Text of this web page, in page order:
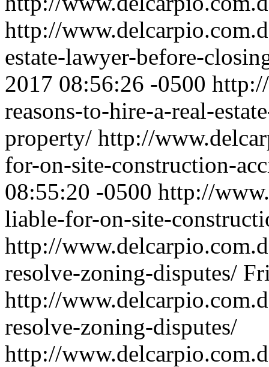
http://
estate-lawyer-before-
2017 08:56:26 -0500
reasons-to-hire-a-real-
property/ http://
for-on-site-construction-
08:55:20 -0500 http://
liable-for-on-site-
http://
resolve-zoning-disputes/
http://
resolve-zoning-disputes/
http://